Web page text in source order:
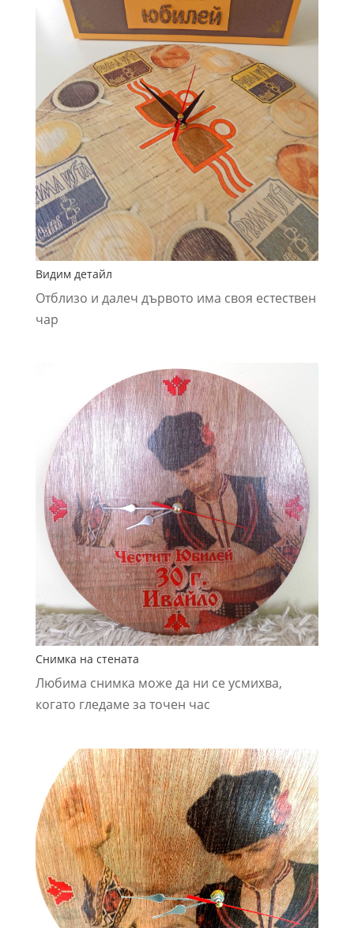
Видим детайл
Отблизо и далеч дървото има своя естествен
чар
Снимка на стената
Любима снимка може да ни се усмихва,
когато гледаме за точен час